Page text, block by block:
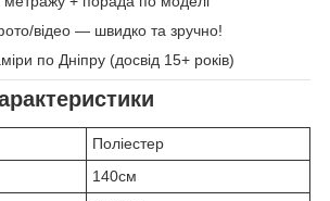
відео — швидко та зручно!
по Дніпру (досвід 15+ років)
Поліестер
140см